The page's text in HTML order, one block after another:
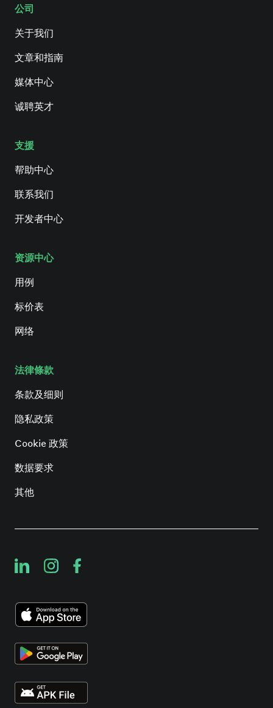
公司
关于我们
文章和指南
媒体中心
诚聘英才
支援
帮助中心
联系我们
开发者中心
资源中心
用例
标价表
网络
法律條款
条款及细则
隐私政策
Cookie 政策
数据要求
其他